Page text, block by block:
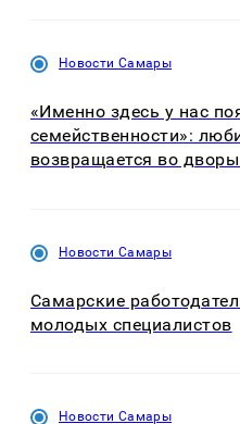
Новости Самары
«Именно здесь у нас
семейственности»:
возвращается во
Новости Самары
Самарские
молодых специалистов
Новости Самары